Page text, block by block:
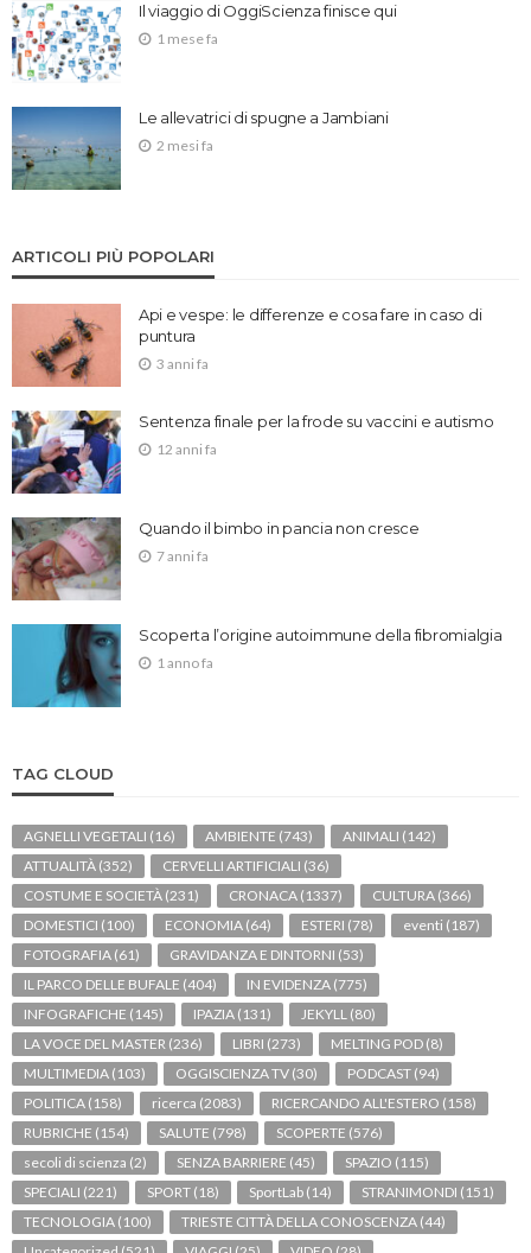
Il viaggio di OggiScienza finisce qui
1 mese fa
Le allevatrici di spugne a Jambiani
2 mesi fa
ARTICOLI PIÙ POPOLARI
Api e vespe: le differenze e cosa fare in caso di
puntura
3 anni fa
Sentenza finale per la frode su vaccini e autismo
12 anni fa
Quando il bimbo in pancia non cresce
7 anni fa
Scoperta l’origine autoimmune della fibromialgia
1 anno fa
TAG CLOUD
AGNELLI VEGETALI (16) AMBIENTE (743) ANIMALI (142)
ATTUALITÀ (352) CERVELLI ARTIFICIALI (36)
COSTUME E SOCIETÀ (231) CRONACA (1337) CULTURA (366)
DOMESTICI (100) ECONOMIA (64) ESTERI (78) eventi (187)
FOTOGRAFIA (61) GRAVIDANZA E DINTORNI (53)
IL PARCO DELLE BUFALE (404) IN EVIDENZA (775)
INFOGRAFICHE (145) IPAZIA (131) JEKYLL (80)
LA VOCE DEL MASTER (236) LIBRI (273) MELTING POD (8)
MULTIMEDIA (103) OGGISCIENZA TV (30) PODCAST (94)
POLITICA (158) ricerca (2083) RICERCANDO ALL'ESTERO (158)
RUBRICHE (154) SALUTE (798) SCOPERTE (576)
secoli di scienza (2) SENZA BARRIERE (45) SPAZIO (115)
SPECIALI (221) SPORT (18) SportLab (14) STRANIMONDI (151)
TECNOLOGIA (100) TRIESTE CITTÀ DELLA CONOSCENZA (44)